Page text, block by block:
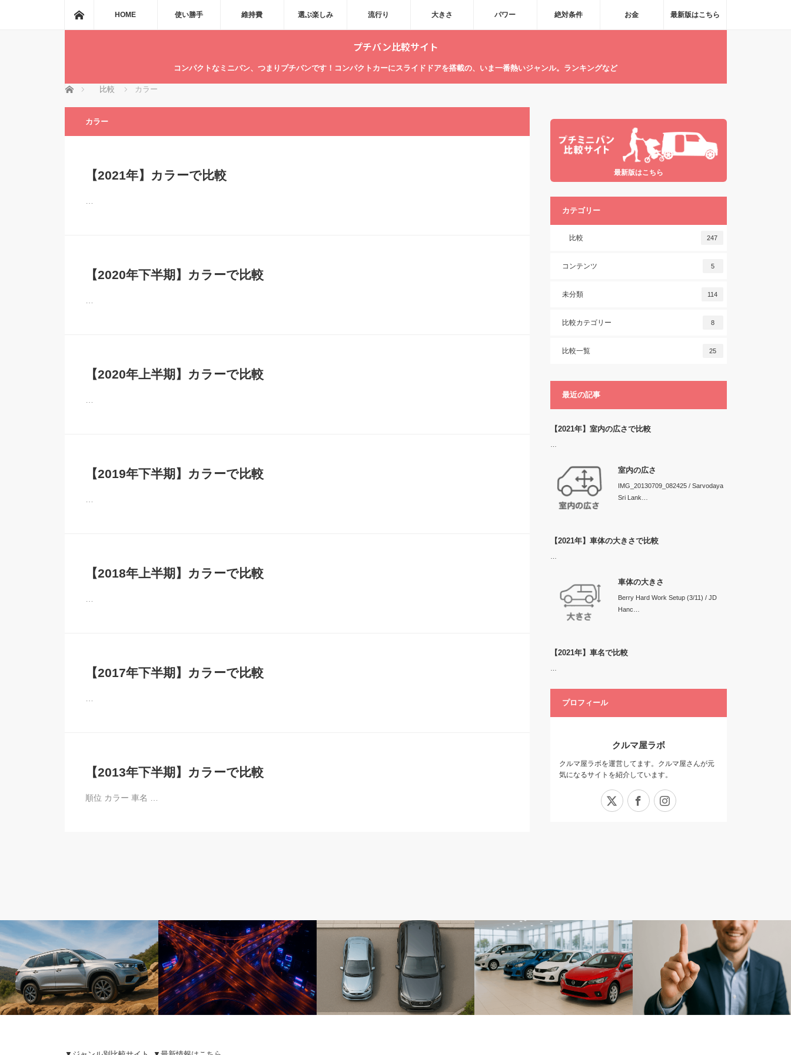
ホームHOME 使い勝手 維持費 選ぶ楽しみ 流行り 大きさ パワー 絶対条件 お金 最新版はこちら
プチバン比較サイト
コンパクトなミニバン、つまりプチバンです！コンパクトカーにスライドドアを搭載の、いま一番熱いジャンル。ランキングなど
ホーム 比較 カラー
カラー
【2021年】カラーで比較
【2020年下半期】カラーで比較
【2020年上半期】カラーで比較
【2019年下半期】カラーで比較
【2018年上半期】カラーで比較
【2017年下半期】カラーで比較
【2013年下半期】カラーで比較
順位 カラー 車名 …
最新版はこちら
カテゴリー
比較 247
コンテンツ 5
未分類 114
比較カテゴリー 8
比較一覧 25
最近の記事
【2021年】室内の広さで比較
室内の広さ
IMG_20130709_082425 / Sarvodaya
Sri Lank…
【2021年】車体の大きさで比較
車体の大きさ
Berry Hard Work Setup (3/11) / JD
Hanc…
【2021年】車名で比較
プロフィール
クルマ屋ラボ
クルマ屋ラボを運営してます。クルマ屋さんが元
気になるサイトを紹介しています。
Facebook